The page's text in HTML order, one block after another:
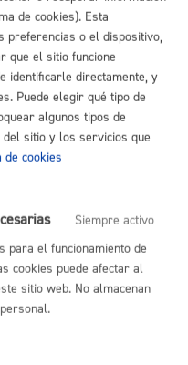
Buscar
* Online con
de cookies). Esta
preferencias o el dispositivo,
que el sitio funcione
identificarle directamente, y
Puede elegir qué tipo de
algunos tipos de
sitio y los servicios que
de cookies
Siempre activo
para el funcionamiento de
cookies puede afectar al
sitio web. No almacenan